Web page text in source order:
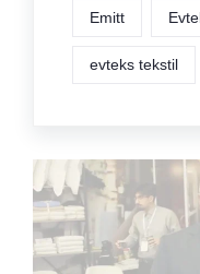
Emitt
evteks tekstil